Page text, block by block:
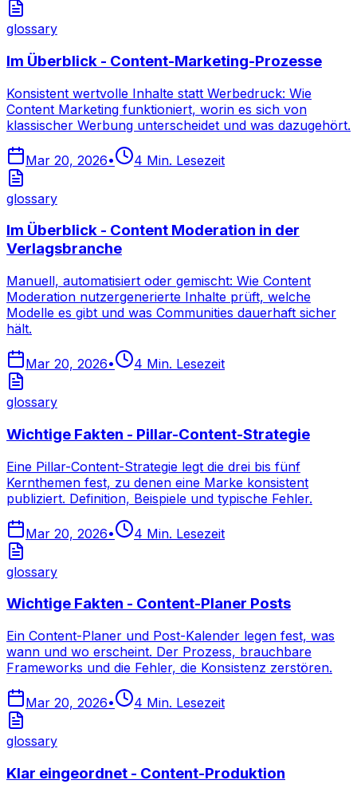
glossary
Im Überblick - Content-Marketing-Prozesse
Konsistent wertvolle Inhalte statt Werbedruck: Wie
Content Marketing funktioniert, worin es sich von
klassischer Werbung unterscheidet und was dazugehört.
Mar 20, 2026• 4 Min. Lesezeit
glossary
Im Überblick - Content Moderation in der
Verlagsbranche
Manuell, automatisiert oder gemischt: Wie Content
Moderation nutzergenerierte Inhalte prüft, welche
Modelle es gibt und was Communities dauerhaft sicher
hält.
Mar 20, 2026• 4 Min. Lesezeit
glossary
Wichtige Fakten - Pillar-Content-Strategie
Eine Pillar-Content-Strategie legt die drei bis fünf
Kernthemen fest, zu denen eine Marke konsistent
publiziert. Definition, Beispiele und typische Fehler.
Mar 20, 2026• 4 Min. Lesezeit
glossary
Wichtige Fakten - Content-Planer Posts
Ein Content-Planer und Post-Kalender legen fest, was
wann und wo erscheint. Der Prozess, brauchbare
Frameworks und die Fehler, die Konsistenz zerstören.
Mar 20, 2026• 4 Min. Lesezeit
glossary
Klar eingeordnet - Content-Produktion